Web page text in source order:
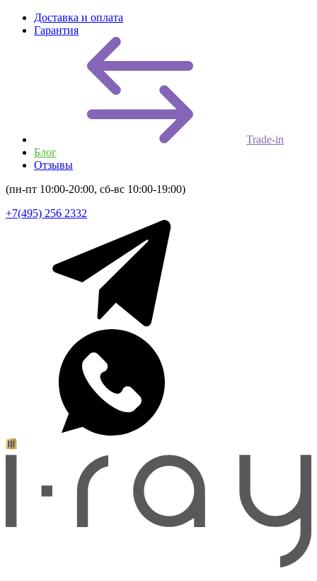
Доставка и оплата
Гарантия
Trade-in
Блог
Отзывы
(пн-пт 10:00-20:00, сб-вс 10:00-19:00)
+7(495) 256 2332